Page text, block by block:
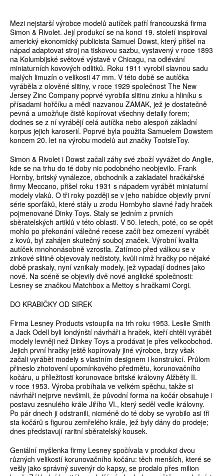
Mezi nejstarší výrobce modelů autíček patří francouzská firma
Simon & Rivolet. Její produkcí se na konci 19. století inspiroval
americký ekonomický publicista Samuel Dowst, který přišel na
nápad adaptovat stroj na tiskovou sazbu, vystavený v roce 1893
na Kolumbijské světové výstavě v Chicagu, na odlévání
miniaturních kovových odlitků. Roku 1911 vyrobil slavnou sadu
malých limuzín o velikosti 47 mm. V této době se autíčka
vyráběla z olověné slitiny, v roce 1929 společnost The New
Jersey Zinc Company poprvé vyrobila slitinu zinku a hliníku s
přísadami hořčíku a mědi nazvanou ZAMAK, jež je dostatečně
pevná a umožňuje čistě kopírovat všechny detaily forem;
dodnes se z ní vyrábějí celá autíčka nebo alespoň základní
korpus jejich karoserií. Poprvé byla použita Samuelem Dowstem
koncem 20. let na výrobu modelů aut značky TootsieToy.
Simon & Rivolet i Dowst začali záhy své zboží vyvážet do Anglie,
kde se na trhu do té doby nic podobného neobjevilo. Frank
Hornby, britský vynálezce, obchodník a zakladatel hračkářské
firmy Meccano, přišel roku 1931 s nápadem vyrábět miniaturní
modely vlaků. O tři roky později se v jeho nabídce objevily první
série sporťáků, které stály u zrodu Hornbyho slavné řady hraček
pojmenované Dinky Toys. Staly se jedním z prvních
sběratelských artiklů v této oblasti. V 50. letech, poté, co se opět
mohlo po překonání válečné recese začít bez omezení vyrábět
z kovů, byl zahájen skutečný souboj značek. Výrobní kvalita
autíček mnohonásobně vzrostla. Zatímco před válkou se v
zinkové slitině objevovaly nečistoty, kvůli nimž hračky po nějaké
době praskaly, nyní vznikaly modely, jež vypadají dodnes jako
nové. Na scéně se objevily dvě nové anglické společnosti:
Lesney se značkou Matchbox a Mettoy s hračkami Corgi.
DO KRABIČKY OD SIREK
Firma Lesney Products vstoupila na trh roku 1953. Leslie Smith
a Jack Odell byli londýnští návrháři a hraček, kteří chtěli vyrábět
modely levněji než Dinkey Toys a prodávat je přes velkoobchod.
Jejich první hračky ještě kopírovaly jiné výrobce, brzy však
začali vyrábět modely s vlastním designem i konstrukcí. Průlom
přineslo zhotovení upomínkového předmětu, korunovačního
kočáru, u příležitosti korunovace britské královny Alžběty II.
v roce 1953. Výroba probíhala ve velkém spěchu, takže si
návrháři nejprve nevšimli, že původní forma na kočár obsahuje i
postavu zesnulého krále Jiřího VI., který seděl vedle královny.
Po pár dnech ji odstranili, nicméně do té doby se vyrobilo asi tři
sta kočárů s figurou zemřelého krále, jež byly dány do prodeje;
dnes představují raritní sběratelský kousek.
Geniální myšlenka firmy Lesney spočívala v produkci dvou
různých velikostí korunovačního kočáru: těch menších, které se
vešly jako správný suvenýr do kapsy, se prodalo přes milion